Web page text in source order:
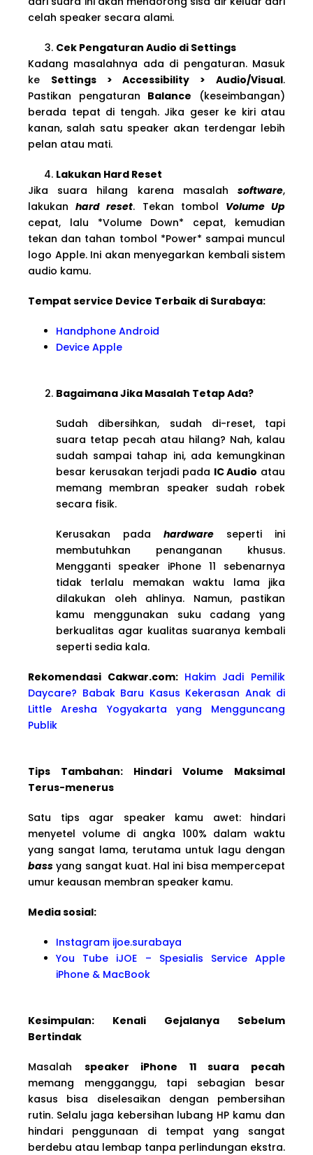
celah speaker secara alami.
Cek Pengaturan Audio di Settings
Kadang masalahnya ada di pengaturan. Masuk
ke Settings > Accessibility > Audio/Visual.
Pastikan pengaturan Balance (keseimbangan)
berada tepat di tengah. Jika geser ke kiri atau
kanan, salah satu speaker akan terdengar lebih
pelan atau mati.
Lakukan Hard Reset
Jika suara hilang karena masalah software,
lakukanhard reset. Tekan tombol Volume Up
cepat, lalu *Volume Down* cepat, kemudian
tekan dan tahan tombol *Power* sampai muncul
logo Apple. Ini akan menyegarkan kembali sistem
audio kamu.
Tempat service Device Terbaik di Surabaya:
Handphone Android
Device Apple
Bagaimana Jika Masalah Tetap Ada?
Sudah dibersihkan, sudah di-reset, tapi
suara tetap pecah atau hilang? Nah, kalau
sudah sampai tahap ini, ada kemungkinan
besar kerusakan terjadi pada IC Audio atau
memang membran speaker sudah robek
secara fisik.
Kerusakan pada hardware seperti ini
membutuhkan penanganan khusus.
Mengganti speaker iPhone 11 sebenarnya
tidak terlalu memakan waktu lama jika
dilakukan oleh ahlinya. Namun, pastikan
kamu menggunakan suku cadang yang
berkualitas agar kualitas suaranya kembali
seperti sedia kala.
Rekomendasi Cakwar.com: Hakim Jadi Pemilik
Daycare? Babak Baru Kasus Kekerasan Anak di
Little Aresha Yogyakarta yang Mengguncang
Publik
Tips Tambahan: Hindari Volume Maksimal
Terus-menerus
Satu tips agar speaker kamu awet: hindari
menyetel volume di angka 100% dalam waktu
yang sangat lama, terutama untuk lagu dengan
bass yang sangat kuat. Hal ini bisa mempercepat
umur keausan membran speaker kamu.
Media sosial:
Instagram ijoe.surabaya
You Tube iJOE – Spesialis Service Apple
iPhone & MacBook
Kesimpulan: Kenali Gejalanya Sebelum
Bertindak
Masalah speaker iPhone 11 suara pecah
memang mengganggu, tapi sebagian besar
kasus bisa diselesaikan dengan pembersihan
rutin. Selalu jaga kebersihan lubang HP kamu dan
hindari penggunaan di tempat yang sangat
berdebu atau lembap tanpa perlindungan ekstra.